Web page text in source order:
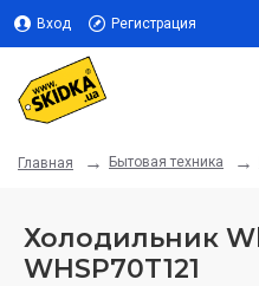
Вход Регистрация
Главная Бытовая техника
Холодильник
WHSP70T121